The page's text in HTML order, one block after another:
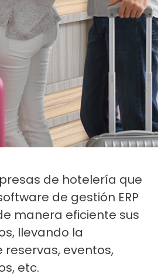
de hotelería que
de gestión ERP
manera eficiente sus
llevando la
eventos,
etc.